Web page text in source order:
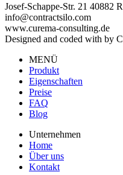
Josef-Schappe-Str. 21 40882
info@contractsilo.com
www.curema-consulting.de
Designed and coded with by
MENÜ
Produkt
Eigenschaften
Preise
FAQ
Blog
Unternehmen
Home
Über uns
Kontakt